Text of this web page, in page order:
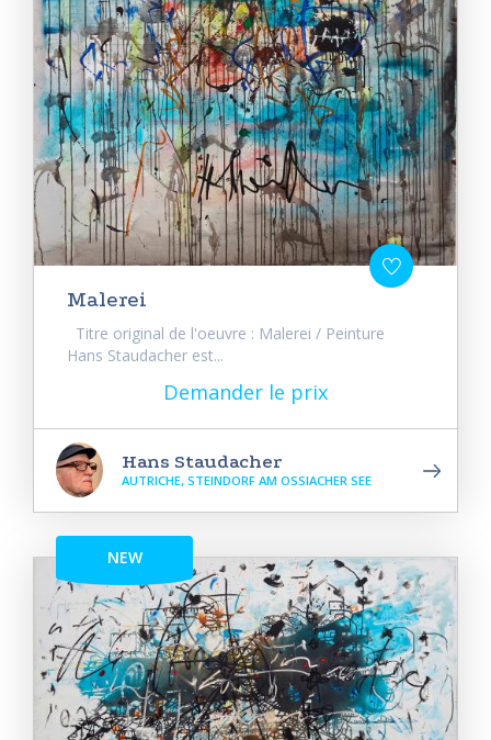
Malerei
Titre original de l'oeuvre : Malerei / Peinture
Hans Staudacher est...
Demander le prix
Hans Staudacher
AUTRICHE, STEINDORF AM OSSIACHER SEE
NEW